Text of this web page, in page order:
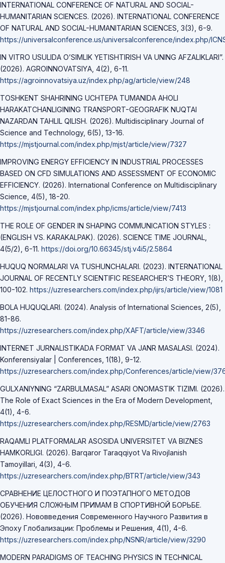
INTERNATIONAL CONFERENCE OF NATURAL AND SOCIAL-
HUMANITARIAN SCIENCES. (2026). INTERNATIONAL CONFERENCE
OF NATURAL AND SOCIAL-HUMANITARIAN SCIENCES, 3(3), 6-9.
https://universalconference.us/universalconference/index.php/
IN VITRO USULIDA O’SIMLIK YETISHTIRISH VA UNING AFZALIKLARI”.
(2026). AGROINNOVATSIYА, 4(2), 6-11.
https://agroinnovatsiya.uz/index.php/ag/article/view/248
TOSHKENT SHAHRINING UCHTEPA TUMANIDA AHOLI
HARAKATCHANLIGINING TRANSPORT-GEOGRAFIK NUQTAI
NAZARDAN TAHLIL QILISH. (2026). Multidisciplinary Journal of
Science and Technology, 6(5), 13-16.
https://mjstjournal.com/index.php/mjst/article/view/7327
IMPROVING ENERGY EFFICIENCY IN INDUSTRIAL PROCESSES
BASED ON CFD SIMULATIONS AND ASSESSMENT OF ECONOMIC
EFFICIENCY. (2026). International Conference on Multidisciplinary
Science, 4(5), 18-20.
https://mjstjournal.com/index.php/icms/article/view/7413
THE ROLE OF GENDER IN SHAPING COMMUNICATION STYLES :
(ENGLISH VS. KARAKALPAK). (2026). SCIENCE TIME JOURNAL,
4(5/2), 6-11. https://doi.org/10.66345/stj.v4i5/2.5864
HUQUQ NORMALARI VA TUSHUNCHALARI. (2023). INTERNATIONAL
JOURNAL OF RECENTLY SCIENTIFIC RESEARCHER’S THEORY, 1(8),
100-102. https://uzresearchers.com/index.php/ijrs/article/view/1081
BOLA HUQUQLARI. (2024). Analysis of International Sciences, 2(5),
81-86.
https://uzresearchers.com/index.php/XAFT/article/view/3346
INTERNET JURNALISTIKADA FORMAT VA JANR MASALASI. (2024).
Konferensiyalar | Conferences, 1(18), 9-12.
https://uzresearchers.com/index.php/Conferences/article/view/
GULXANIYNING “ZARBULMASAL” ASARI ONOMASTIK TIZIMI. (2026).
The Role of Exact Sciences in the Era of Modern Development,
4(1), 4-6.
https://uzresearchers.com/index.php/RESMD/article/view/2763
RAQAMLI PLATFORMALAR ASOSIDA UNIVERSITET VA BIZNES
HAMKORLIGI. (2026). Barqaror Taraqqiyot Va Rivojlanish
Tamoyillari, 4(3), 4-6.
https://uzresearchers.com/index.php/BTRT/article/view/343
СРАВНЕНИЕ ЦЕЛОСТНОГО И ПОЭТАПНОГО МЕТОДОВ
ОБУЧЕНИЯ СЛОЖНЫМ ПРИМАМ В СПОРТИВНОЙ БОРЬБЕ.
(2026). Нововведения Cовременного Научного Развития в
Эпоху Глобализации: Проблемы и Решения, 4(1), 4-6.
https://uzresearchers.com/index.php/NSNR/article/view/3290
MODERN PARADIGMS OF TEACHING PHYSICS IN TECHNICAL